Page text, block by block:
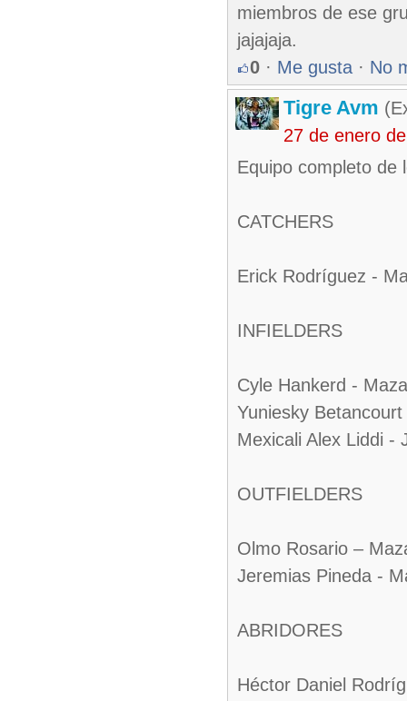
miembros de ese
jajajaja.
0 · Me gusta · No
Tigre Avm
27 de enero
Equipo completo de
CATCHERS
Erick Rodríguez -
INFIELDERS
Cyle Hankerd -
Yuniesky
Mexicali Alex Liddi -
OUTFIELDERS
Olmo Rosario –
Jeremias Pineda -
ABRIDORES
Héctor Daniel